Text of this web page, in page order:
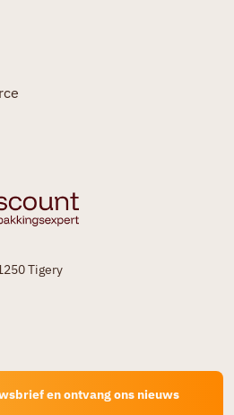
Tigery
en ontvang ons nieuws